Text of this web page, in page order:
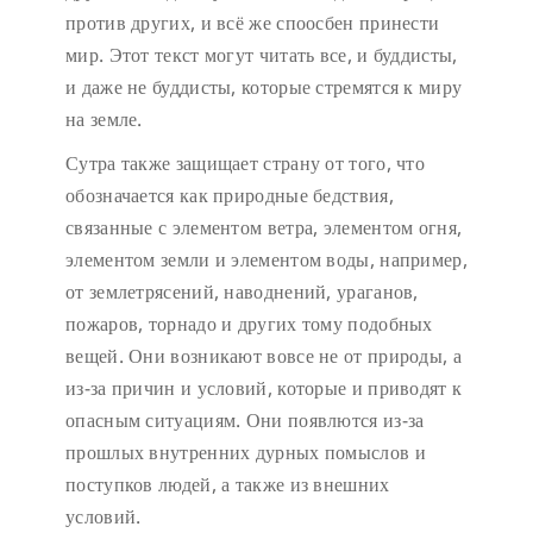
против других, и всё же споосбен принести
мир. Этот текст могут читать все, и буддисты,
и даже не буддисты, которые стремятся к миру
на земле.
Сутра также защищает страну от того, что
обозначается как природные бедствия,
связанные с элементом ветра, элементом огня,
элементом земли и элементом воды, например,
от землетрясений, наводнений, ураганов,
пожаров, торнадо и других тому подобных
вещей. Они возникают вовсе не от природы, а
из-за причин и условий, которые и приводят к
опасным ситуациям. Они появлются из-за
прошлых внутренних дурных помыслов и
поступков людей, а также из внешних
условий.